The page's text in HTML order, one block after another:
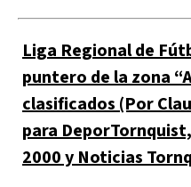
Liga Regional de
puntero de la zona
clasificados (Por
para
2000 y Noticias